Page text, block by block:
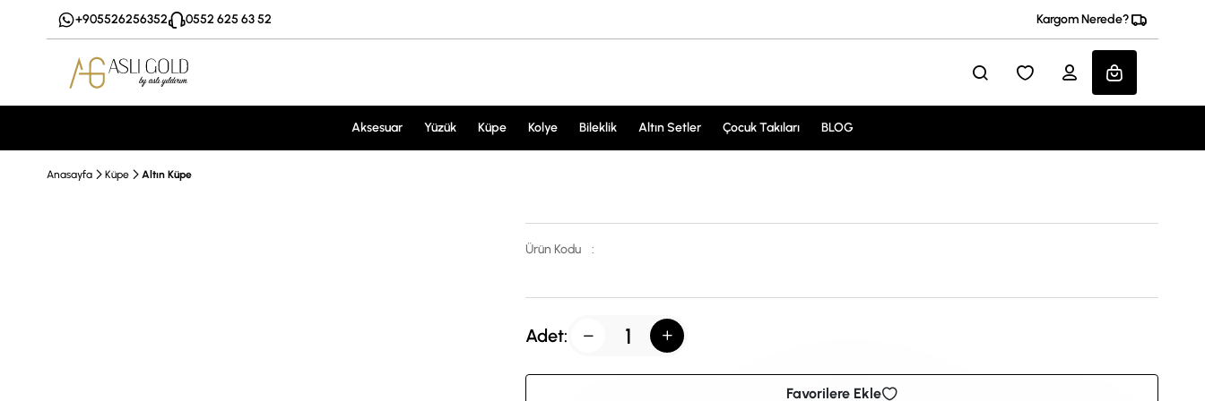
+905526256352 0552 625 63 52 Kargom Nerede?
Aksesuar Yüzük Küpe Kolye Bileklik Altın Setler Çocuk Takıları BLOG
Anasayfa Küpe Altın Küpe
Ürün Kodu :
Adet:
Favorilere Ekle